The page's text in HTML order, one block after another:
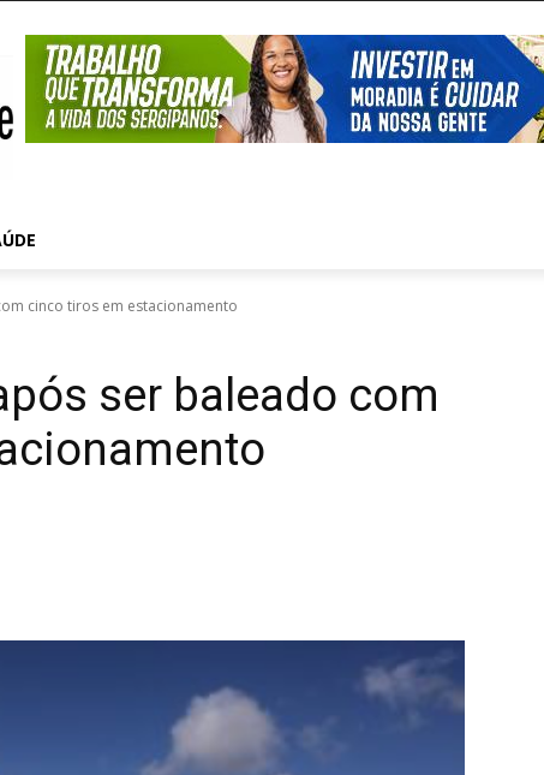
cinco tiros em estacionamento
ser baleado com